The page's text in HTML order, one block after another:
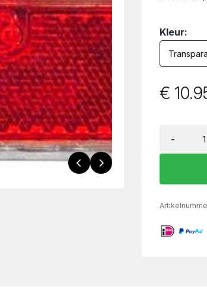
Kleur:
€
-